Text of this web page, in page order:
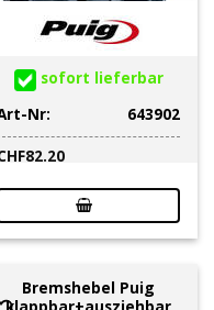
sofort lieferbar
Nr:
643902
82.20
Bremshebel Puig
klappbar+ausziehbar